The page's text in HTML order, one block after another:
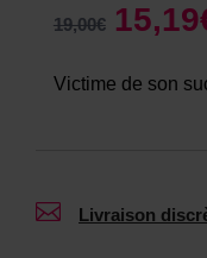
19,00€ 15,19
Victime de son
 Livraison